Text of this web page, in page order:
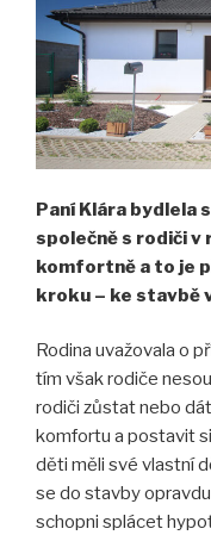
Paní Klára bydlela
společně s rodiči v
komfortně a to je
kroku – ke stavbě
Rodina uvažovala o
tím však rodiče
rodiči zůstat nebo
komfortu a postavit
děti měli své vlastní
se do stavby
schopni splácet